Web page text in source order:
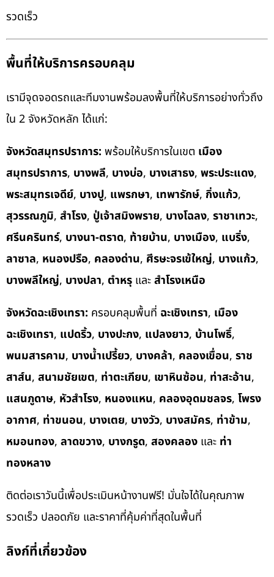
รวดเร็ว
พื้นที่ให้บริการครอบคลุม
เรามีจุดจอดรถและทีมงานพร้อมลงพื้นที่ให้บริการอย่างทั่วถึง
ใน 2 จังหวัดหลัก ได้แก่:
จังหวัดสมุทรปราการ: พร้อมให้บริการในเขต เมือง
สมุทรปราการ, บางพลี, บางบ่อ, บางเสาธง, พระประแดง,
พระสมุทรเจดีย์, บางปู, แพรกษา, เทพารักษ์, กิ่งแก้ว,
สุวรรณภูมิ, สำโรง, ปู่เจ้าสมิงพราย, บางโฉลง, ราชาเทวะ,
ศรีนครินทร์, บางนา-ตราด, ท้ายบ้าน, บางเมือง, แบริ่ง,
ลาซาล, หนองปรือ, คลองด่าน, ศีรษะจรเข้ใหญ่, บางแก้ว,
บางพลีใหญ่, บางปลา, ตำหรุ และสำโรงเหนือ
จังหวัดฉะเชิงเทรา: ครอบคลุมพื้นที่ ฉะเชิงเทรา, เมือง
ฉะเชิงเทรา, แปดริ้ว, บางปะกง, แปลงยาว, บ้านโพธิ์,
พนมสารคาม, บางน้ำเปรี้ยว, บางคล้า, คลองเขื่อน, ราช
สาส์น, สนามชัยเขต, ท่าตะเกียบ, เขาหินซ้อน, ท่าสะอ้าน,
แสนภูดาษ, หัวสำโรง, หนองแหน, คลองอุดมชลจร, โพรง
อากาศ, ท่าขนอน, บางเตย, บางวัว, บางสมัคร, ท่าข้าม,
หมอนทอง, ลาดขวาง, บางกรูด, สองคลอง และ ท่า
ทองหลาง
ติดต่อเราวันนี้เพื่อประเมินหน้างานฟรี! มั่นใจได้ในคุณภาพ
รวดเร็ว ปลอดภัย และราคาที่คุ้มค่าที่สุดในพื้นที่
ลิงก์ที่เกี่ยวข้อง